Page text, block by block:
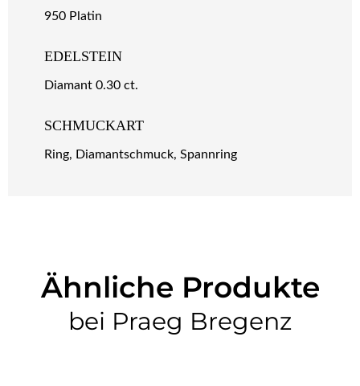
950 Platin
EDELSTEIN
Diamant 0.30 ct.
SCHMUCKART
Ring, Diamantschmuck, Spannring
Ähnliche Produkte
bei Praeg Bregenz